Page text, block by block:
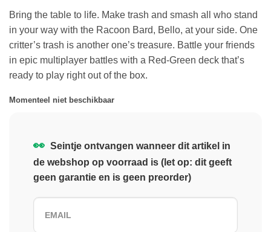
Bring the table to life. Make trash and smash all who stand
in your way with the Racoon Bard, Bello, at your side. One
critter’s trash is another one’s treasure. Battle your friends
in epic multiplayer battles with a Red-Green deck that’s
ready to play right out of the box.
Momenteel niet beschikbaar
👀 Seintje ontvangen wanneer dit artikel in
de webshop op voorraad is (let op: dit geeft
geen garantie en is geen preorder)